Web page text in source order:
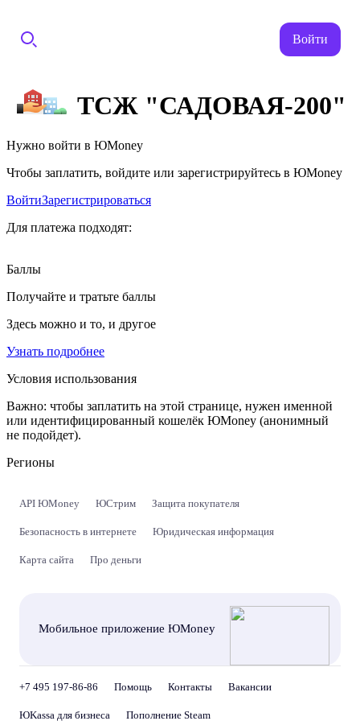
Войти
ТСЖ "САДОВАЯ-200"
Нужно войти в ЮMoney
Чтобы заплатить, войдите или зарегистрируйтесь в ЮMoney
ВойтиЗарегистрироваться
Для платежа подходят:
Баллы
Получайте и тратьте баллы
Здесь можно и то, и другое
Узнать подробнее
Условия использования
Важно: чтобы заплатить на этой странице, нужен именной
или идентифицированный кошелёк ЮMoney (анонимный
не подойдет).
Регионы
API ЮMoney ЮСтрим Защита покупателя
Безопасность в интернете Юридическая информация
Карта сайта Про деньги
Мобильное приложение ЮMoney
+7 495 197-86-86 Помощь Контакты Вакансии
ЮKassa для бизнеса Пополнение Steam